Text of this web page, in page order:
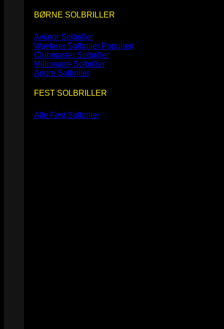
BØRNE SOLBRILLER
Aviator Solbriller
Wayfarer Solbriller
Clubmaster Solbriller
Millionaire Solbriller
Andre Solbriller
FEST SOLBRILLER
Alle Fest Solbriller